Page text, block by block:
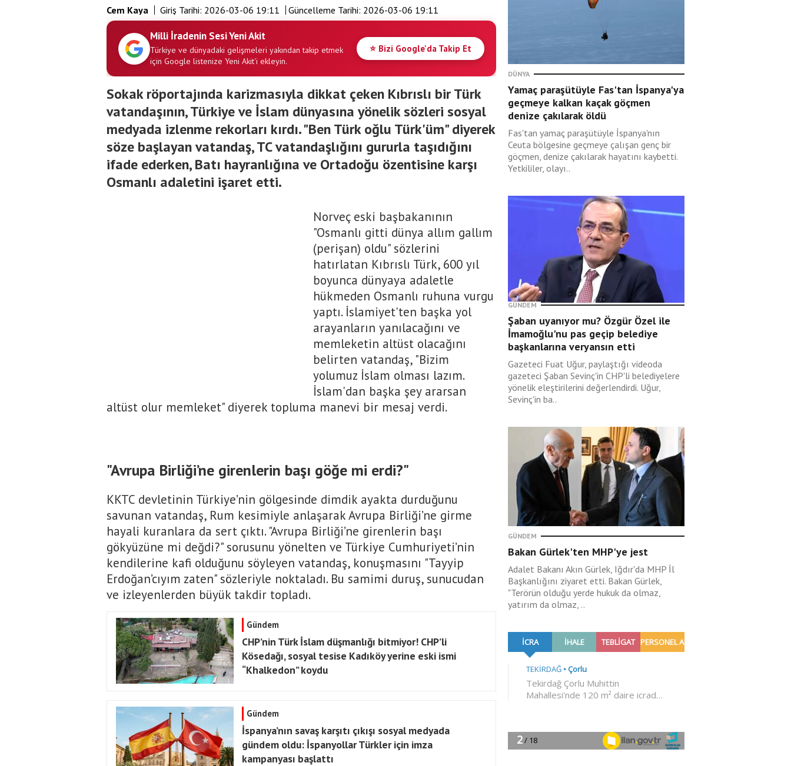
Cem Kaya Giriş Tarihi: 2026-03-06 19:11 Güncelleme Tarihi: 2026-03-06 19:11
Milli İradenin Sesi Yeni Akit
Türkiye ve dünyadaki gelişmeleri yakından takip etmek
için Google listenize Yeni Akit'i ekleyin.
⭐ Bizi Google'da Takip Et
Sokak röportajında karizmasıyla dikkat çeken Kıbrıslı bir Türk
vatandaşının, Türkiye ve İslam dünyasına yönelik sözleri sosyal
medyada izlenme rekorları kırdı. "Ben Türk oğlu Türk'üm" diyerek
söze başlayan vatandaş, TC vatandaşlığını gururla taşıdığını
ifade ederken, Batı hayranlığına ve Ortadoğu özentisine karşı
Osmanlı adaletini işaret etti.
Norveç eski başbakanının
"Osmanlı gitti dünya allım gallım
(perişan) oldu" sözlerini
hatırlatan Kıbrıslı Türk, 600 yıl
boyunca dünyaya adaletle
hükmeden Osmanlı ruhuna vurgu
yaptı. İslamiyet'ten başka yol
arayanların yanılacağını ve
memleketin altüst olacağını
belirten vatandaş, "Bizim
yolumuz İslam olması lazım.
İslam'dan başka şey ararsan
altüst olur memleket" diyerek topluma manevi bir mesaj verdi.
"Avrupa Birliği’ne girenlerin başı göğe mi erdi?"
KKTC devletinin Türkiye’nin gölgesinde dimdik ayakta durduğunu
savunan vatandaş, Rum kesimiyle anlaşarak Avrupa Birliği’ne girme
hayali kuranlara da sert çıktı. "Avrupa Birliği’ne girenlerin başı
gökyüzüne mi değdi?" sorusunu yönelten ve Türkiye Cumhuriyeti’nin
kendilerine kafi olduğunu söyleyen vatandaş, konuşmasını "Tayyip
Erdoğan’cıyım zaten" sözleriyle noktaladı. Bu samimi duruş, sunucudan
ve izleyenlerden büyük takdir topladı.
Gündem
CHP’nin Türk İslam düşmanlığı bitmiyor! CHP’li
Kösedağı, sosyal tesise Kadıköy yerine eski ismi
“Khalkedon” koydu
Gündem
İspanya’nın savaş karşıtı çıkışı sosyal medyada
gündem oldu: İspanyollar Türkler için imza
kampanyası başlattı
DÜNYA
Yamaç paraşütüyle Fas'tan İspanya'ya
geçmeye kalkan kaçak göçmen
denize çakılarak öldü
Fas'tan yamaç paraşütüyle İspanya'nın
Ceuta bölgesine geçmeye çalışan genç bir
göçmen, denize çakılarak hayatını kaybetti.
Yetkililer, olayı..
GÜNDEM
Şaban uyanıyor mu? Özgür Özel ile
İmamoğlu'nu pas geçip belediye
başkanlarına veryansın etti
Gazeteci Fuat Uğur, paylaştığı videoda
gazeteci Şaban Sevinç'in CHP'li belediyelere
yönelik eleştirilerini değerlendirdi. Uğur,
Sevinç'in ba..
GÜNDEM
Bakan Gürlek'ten MHP'ye jest
Adalet Bakanı Akın Gürlek, Iğdır'da MHP İl
Başkanlığını ziyaret etti. Bakan Gürlek,
"Terörün olduğu yerde hukuk da olmaz,
yatırım da olmaz, ..